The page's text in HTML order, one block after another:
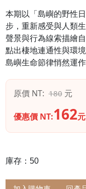
本期以「島嶼的野性
步，重新感受與人類
聲景與行為線索描繪
點出棲地連通性與環
島嶼生命節律悄然運
原價 NT: 180元
優惠價 NT:162元
庫存：50